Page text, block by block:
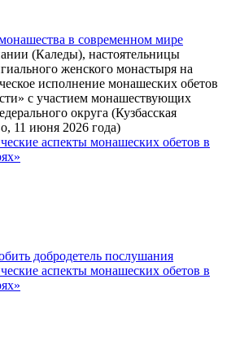
в современном мире
(Каледы), настоятельницы
женского монастыря на
исполнение монашеских обетов
с участием монашествующих
округа (Кузбасская
11 июня 2026 года)
аспекты монашеских обетов в
добродетель послушания
аспекты монашеских обетов в